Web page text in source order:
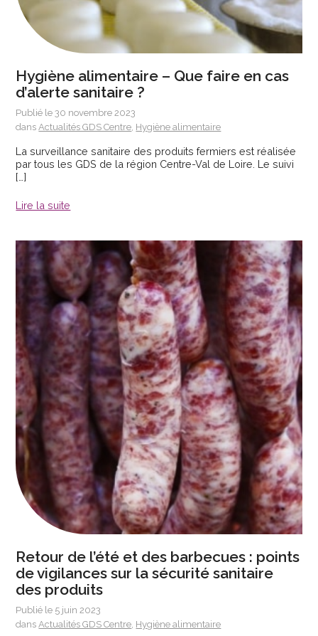
Hygiène alimentaire – Que faire en cas
d’alerte sanitaire ?
Publié le 30 novembre 2023
dans Actualités GDS Centre Hygiène alimentaire
La surveillance sanitaire des produits fermiers est réalisée
par tous les GDS de la région Centre-Val de Loire. Le suivi
[…]
Lire la suite
Retour de l’été et des barbecues : points
de vigilances sur la sécurité sanitaire
des produits
Publié le 5 juin 2023
dans Actualités GDS Centre Hygiène alimentaire